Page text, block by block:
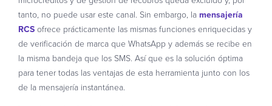
tanto, no puede usar este canal. Sin embargo, lamensajería
RCSofrece prácticamente las mismas funciones enriquecidas y
de verificación de marca que WhatsApp y además se recibe en
la misma bandeja que los SMS. Así que es la solución óptima
para tener todas las ventajas de esta herramienta junto con los
de la mensajería instantánea.